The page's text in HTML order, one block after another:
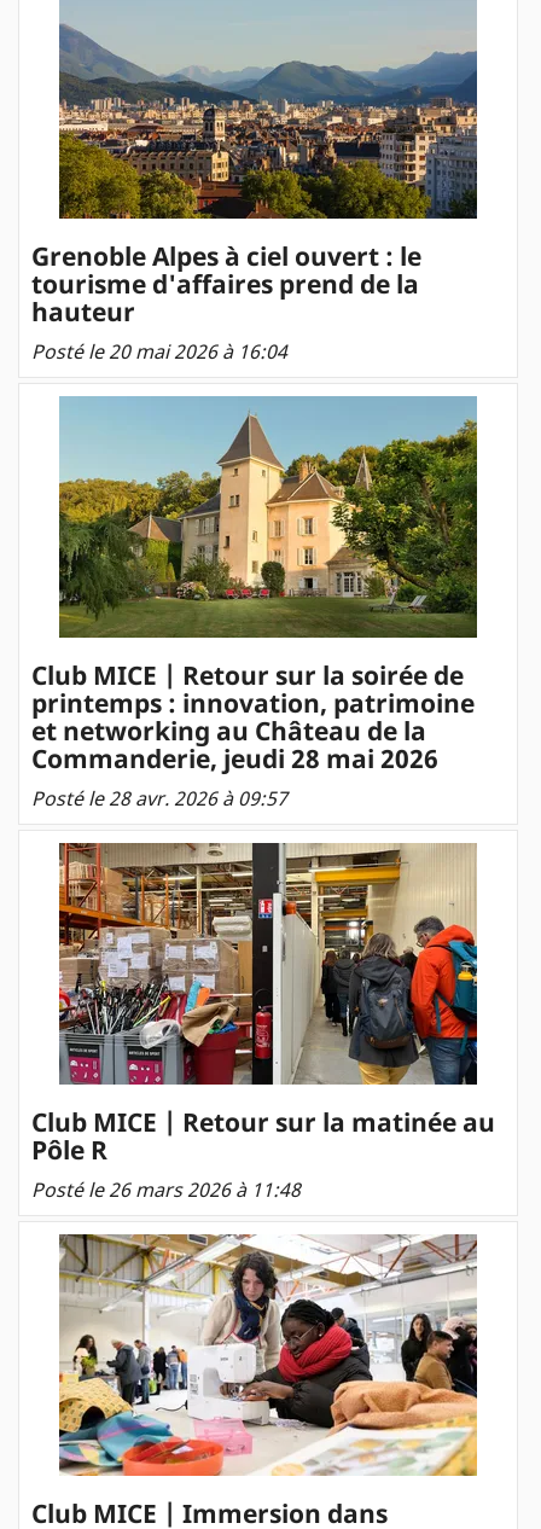
Grenoble Alpes à ciel ouvert : le
tourisme d'affaires prend de la
hauteur
Posté le 20 mai 2026 à 16:04
Club MICE | Retour sur la soirée de
printemps : innovation, patrimoine
et networking au Château de la
Commanderie, jeudi 28 mai 2026
Posté le 28 avr. 2026 à 09:57
Club MICE | Retour sur la matinée au
Pôle R
Posté le 26 mars 2026 à 11:48
Club MICE | Immersion dans